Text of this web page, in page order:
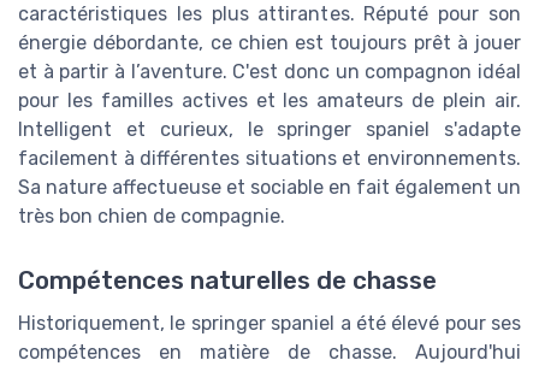
caractéristiques les plus attirantes. Réputé pour son
énergie débordante, ce chien est toujours prêt à jouer
et à partir à l’aventure. C'est donc un compagnon idéal
pour les familles actives et les amateurs de plein air.
Intelligent et curieux, le springer spaniel s'adapte
facilement à différentes situations et environnements.
Sa nature affectueuse et sociable en fait également un
très bon chien de compagnie.
Compétences naturelles de chasse
Historiquement, le springer spaniel a été élevé pour ses
compétences en matière de chasse. Aujourd'hui